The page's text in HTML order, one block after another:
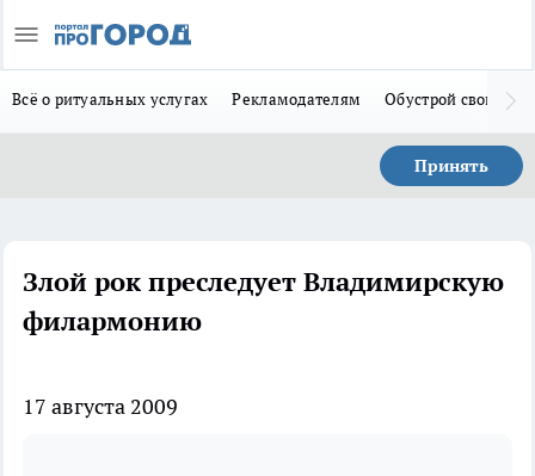
Всё о ритуальных услугах Рекламодателям Обустрой свой дом
Принять
Злой рок преследует Владимирскую
филармонию
17 августа 2009